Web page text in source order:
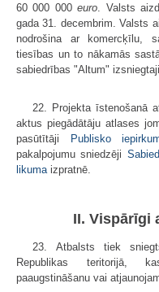
60 000 000euro. Valsts
gada 31. decembrim. Valsts
nodrošina ar komercķīlu,
tiesības un to nākamās
sabiedrības "Altum"
22. Projekta īstenošanā
aktus piegādātāju atlases
pasūtītāji
Publisko
pakalpojumu sniedzēji
likumaizpratnē.
II. Vispārīgi
23. Atbalsts tiek
Republikas teritorijā,
paaugstināšanu vai